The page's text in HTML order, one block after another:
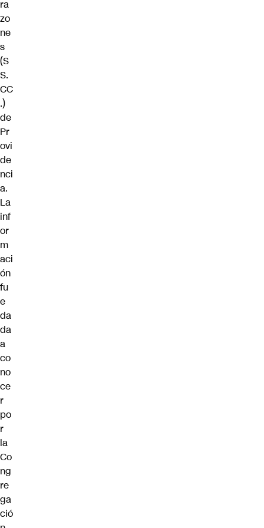
ra
zo
ne
s
(S
S.
CC
.)
de
Pr
ovi
de
nci
a.
La
inf
or
m
aci
ón
fu
e
da
da
a
co
no
ce
r
po
r
la
Co
ng
re
ga
ció